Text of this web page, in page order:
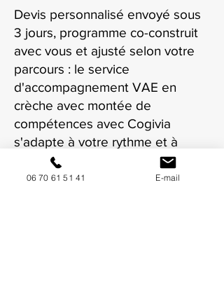
Devis personnalisé envoyé sous
3 jours, programme co-construit
avec vous et ajusté selon votre
parcours : le service
d'accompagnement VAE en
crèche avec montée de
compétences avec Cogivia
s'adapte à votre rythme et à
votre situation à Villeurbanne.
06 70 61 51 41 E-mail